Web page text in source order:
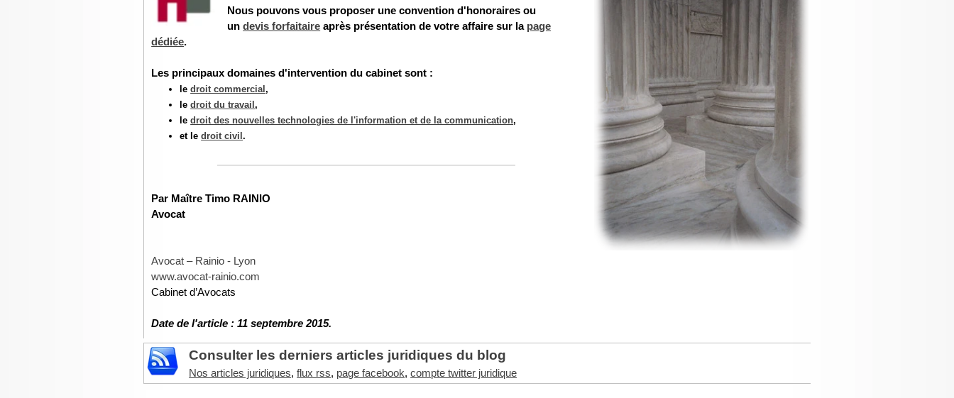
Nous pouvons vous proposer une convention d'honoraires ou
undevis forfaitaire après présentation de votre affaire sur la page
dédiée.
Les principaux domaines d'intervention du cabinet sont :
le droit commercial,
le droit du travail,
le droit des nouvelles technologies de l'information et de la communication,
et le droit civil.
Par Maître Timo RAINIO
Avocat
Avocat – Rainio - Lyon
www.avocat-rainio.com
Cabinet d’Avocats
Date de l'article : 11 septembre 2015.
Consulter les derniers articles juridiques du blog
Nos articles juridiques,flux rss, page facebook,compte twitter juridique